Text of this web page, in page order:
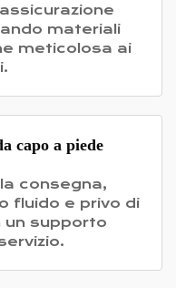
materiali
meticolosa ai
capo a piede
consegna,
fluido e privo di
un supporto